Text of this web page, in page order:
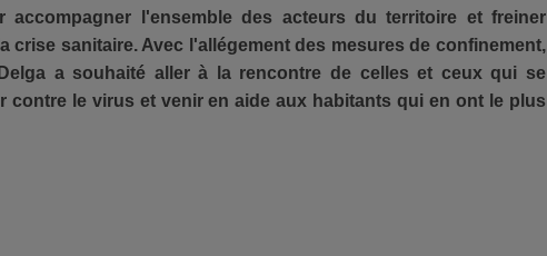
accompagner l'ensemble des acteurs du territoire et freiner
crise sanitaire. Avec l'allégement des mesures de confinement,
a souhaité aller à la rencontre de celles et ceux qui se
contre le virus et venir en aide aux habitants qui en ont le plus